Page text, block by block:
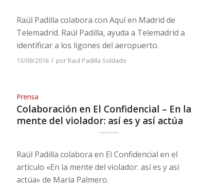
Raúl Padilla colabora con Aquí en Madrid de
Telemadrid. Raúl Padilla, ayuda a Telemadrid a
identificar a los ligones del aeropuerto.
13/09/2016 / por Raul Padilla Soldado
Prensa
Colaboración en El Confidencial – En la
mente del violador: así es y así actúa
Raúl Padilla colabora en El Confidencial en el
artículo «En la mente del violador: así es y así
actúa» de María Palmero.